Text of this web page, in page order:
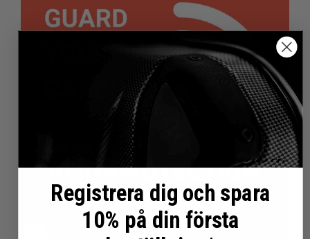
Registrera dig och spara
10% på din första